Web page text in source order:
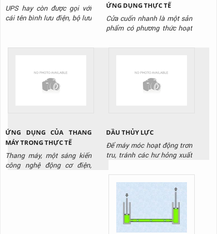
UPS hay còn được gọi với
cái tên bình lưu điện, bộ lưu
lưu giữ và phát điện năng
cho cửa cuốn vận hành ổn
định không ngắt quãng. Đặc
ỨNG DỤNG THỰC TẾ
Cửa cuốn nhanh là một sản
phẩm có phương thức hoạt
cuốn khác. Biển chuyển
đứng của thân cửa. Điều
khác biệt ở đây là nó hoạt
ỨNG DỤNG CỦA THANG
MÁY TRONG THỰC TẾ
Thang máy, một sáng kiến
công nghệ động cơ điện,
DẦU THỦY LỰC
Để máy móc hoạt động trơn
tru, tránh các hư hỏng xuất
lực. Đây là loại dầu chuyên
dụng thường thấy tại kho
xưởng, cơ sở sản xuất. Tuy
nhiên không phải loại dầu
nào cũng phù hợp với thiết
bị của bạn